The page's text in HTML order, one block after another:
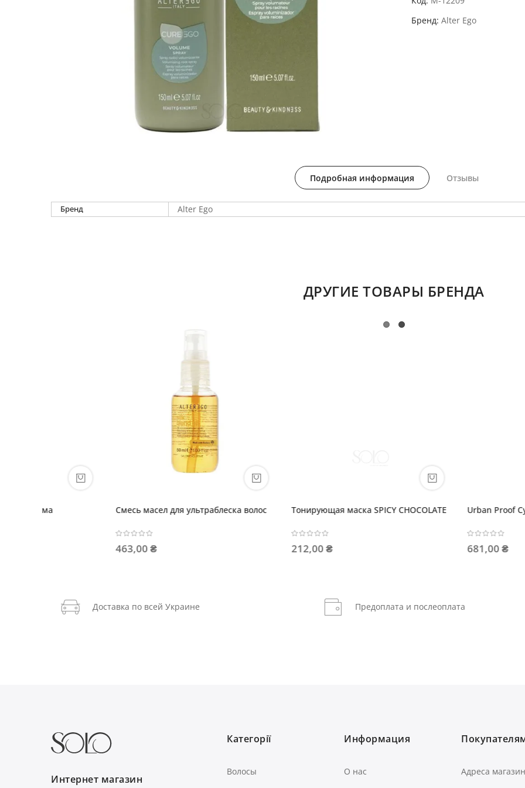
Бренд Alter Ego
Подробная информация
Бренд Alter Ego
Отзывы
ДРУГИЕ ТОВАРЫ БРЕНДА
Тонирующая маска SPICY CHOCOLATE Urban Proof Сухой шампунь
STYLEGO Финишный спрей
Доставка по всей Украине Предоплата и послеоплата
Интернет магазин
Категорії
Волосы
Информация
О нас
Адреса